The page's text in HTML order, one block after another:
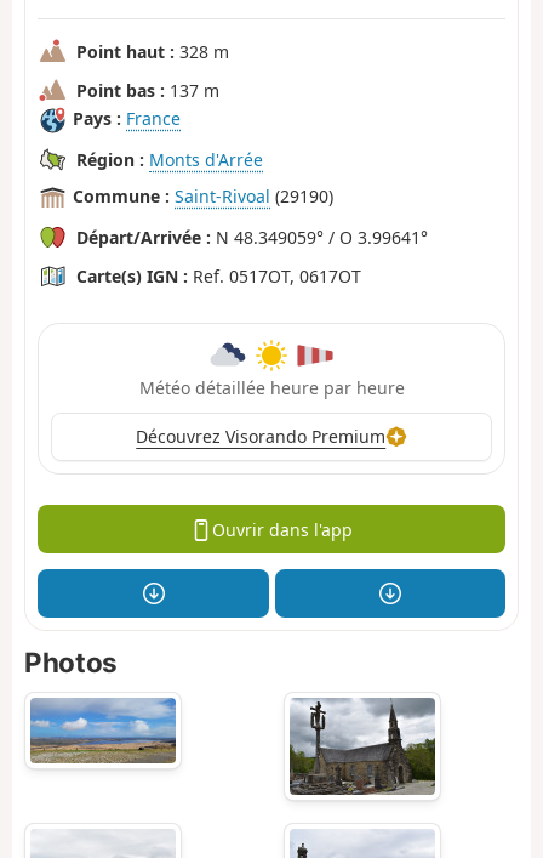
Point haut : 328 m
Point bas : 137 m
Pays : France
Région : Monts d'Arrée
Commune : Saint-Rivoal (29190)
Départ/Arrivée : N 48.349059° / O 3.99641°
Carte(s) IGN : Ref. 0517OT, 0617OT
Météo détaillée heure par heure
Découvrez Visorando Premium
Ouvrir dans l'app
Photos